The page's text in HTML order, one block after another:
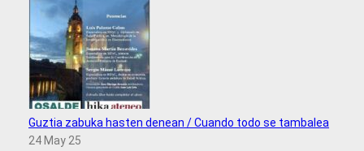
Guztia zabuka hasten denean / Cuando todo se tambalea
24 May 25